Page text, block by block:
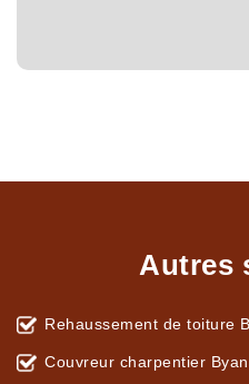
Autres
Rehaussement de toiture
Couvreur charpentier